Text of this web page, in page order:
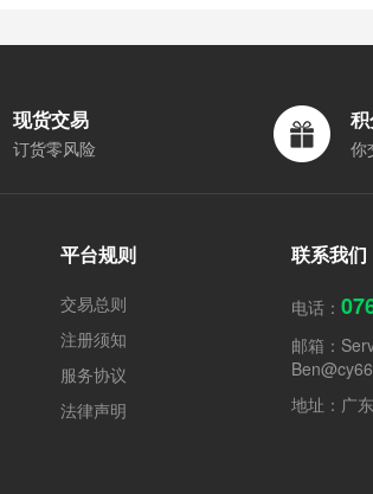
现货交易
订货零风险 你
平台规则
交易总则
注册须知
服务协议
法律声明
联系我们
电话：
邮箱：
地址：广